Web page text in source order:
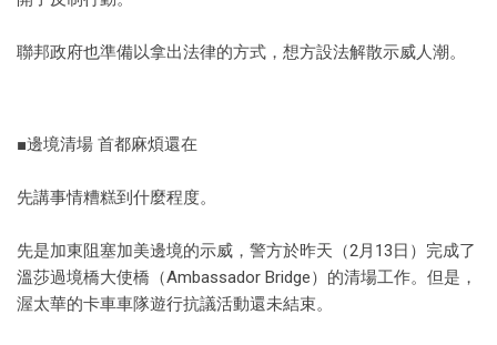
聯邦政府也準備以拿出法律的方式，想方設法解散示威人潮。
■邊境清場 首都麻煩還在
先講事情糟糕到什麼程度。
先是加東阻塞加美邊境的示威，警方於昨天（2月13日）完成了
溫莎過境橋大使橋（Ambassador Bridge）的清場工作。但是，
渥太華的卡車車隊遊行抗議活動還未結束。